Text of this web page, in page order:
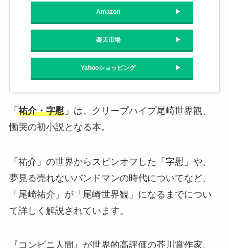
Amazon
楽天市場
Yahooショッピング
「 祐介・字慰」は、クリープハイプ尾崎世界観、
慟哭の初小説となる本。
「祐介」の世界からスピンオフした「字慰」や、
夢見る売れないバンドマンの時代についてなど、
「尾崎祐介」が「尾崎世界観」になるまでについ
て詳しく解説されています。
『コンビニ人間』が世界的高評価の芥川賞作家、